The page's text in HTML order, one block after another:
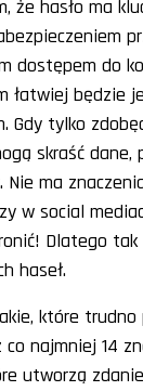
że hasło ma
dostępem do
łatwiej będzie
Gdy tylko
skraść dane,
ma
w social
Dlatego
haseł.
które trudno
co najmniej 14
utworzą